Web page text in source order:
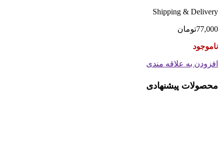
Shipping & Delivery
77,000تومان
ناموجود
افزودن به علاقه مندی
محصولات پیشنهادی